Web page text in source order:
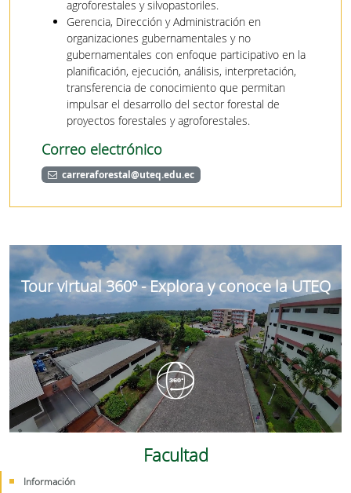
agroforestales y silvopastoriles.
Gerencia, Dirección y Administración en
organizaciones gubernamentales y no
gubernamentales con enfoque participativo en la
planificación, ejecución, análisis, interpretación,
transferencia de conocimiento que permitan
impulsar el desarrollo del sector forestal de
proyectos forestales y agroforestales.
Correo electrónico
carreraforestal@uteq.edu.ec
Tour virtual 360º - Explora y conoce la UTEQ
Facultad
Información